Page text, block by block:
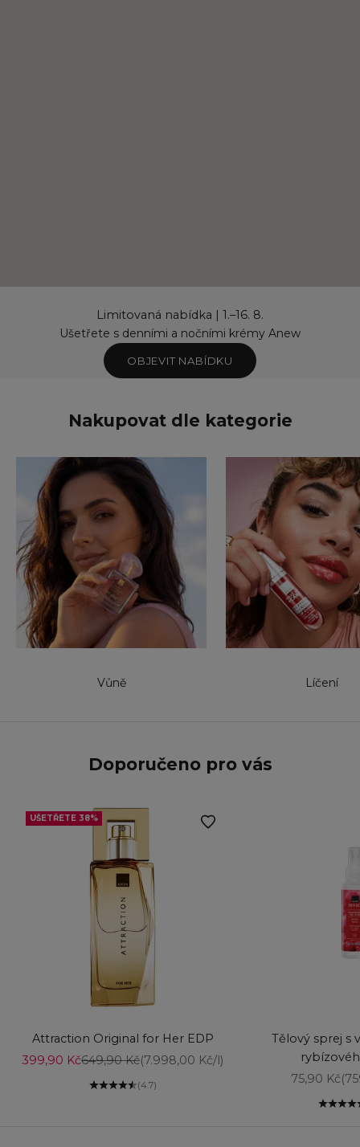
Limitovaná nabídka | 1.–16. 8.
Ušetřete s denními a nočními krémy Anew
OBJEVIT NABÍDKU
Nakupovat dle kategorie
Vůně Líčení
Doporučeno pro vás
UŠETŘETE 38%
Attraction Original for Her EDP
Prodejní cena
399,90 KčBěžná cena
649,90 Kč(7.998,00 Kč/l)
(4.7)
Tělový sprej s
Prodejní
75,90 Kč